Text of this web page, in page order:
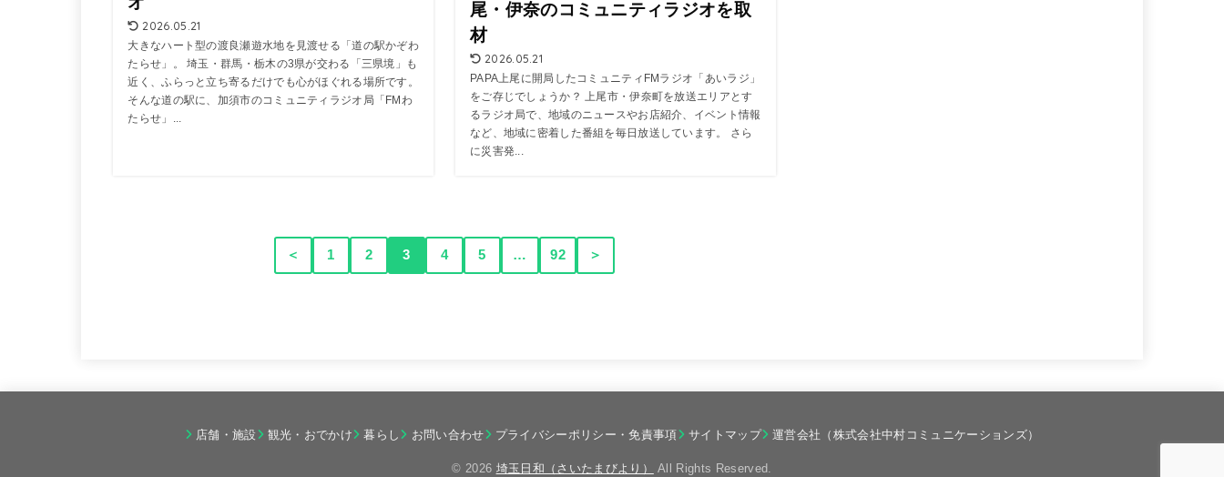
2026.05.21
大きなハート型の渡良瀬遊水地を見渡せる「道の駅かぞわ
たらせ」。 埼玉・群馬・栃木の3県が交わる「三県境」も
近く、ふらっと立ち寄るだけでも心がほぐれる場所です。
そんな道の駅に、加須市のコミュニティラジオ局「FMわ
たらせ」...
尾・伊奈のコミュニティラジオを取
材
2026.05.21
PAPA上尾に開局したコミュニティFMラジオ「あいラジ」
をご存じでしょうか？ 上尾市・伊奈町を放送エリアとす
るラジオ局で、地域のニュースやお店紹介、イベント情報
など、地域に密着した番組を毎日放送しています。 さら
に災害発...
＜ 1 2 3 4 5 … 92 ＞
店舗・施設 観光・おでかけ 暮らし お問い合わせ プライバシーポリシー・免責事項 サイトマップ 運営会社（株式会社中村コミュニケーションズ）
© 2026 埼玉日和（さいたまびより） All Rights Reserved.